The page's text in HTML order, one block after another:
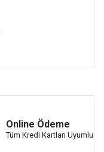
Online Ödeme
Tüm Kredi Kartları Uyumlu